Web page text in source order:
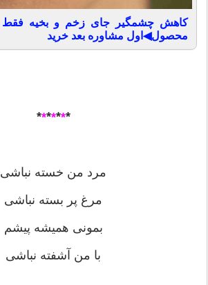
محصول◀اول مشاوره بعد خرید
*
*
*
*
*
*
*
مرد من خسته نباشی
مرغ پر بسته نباشی
بمونی همیشه پیشم
با من آشفته نباشی